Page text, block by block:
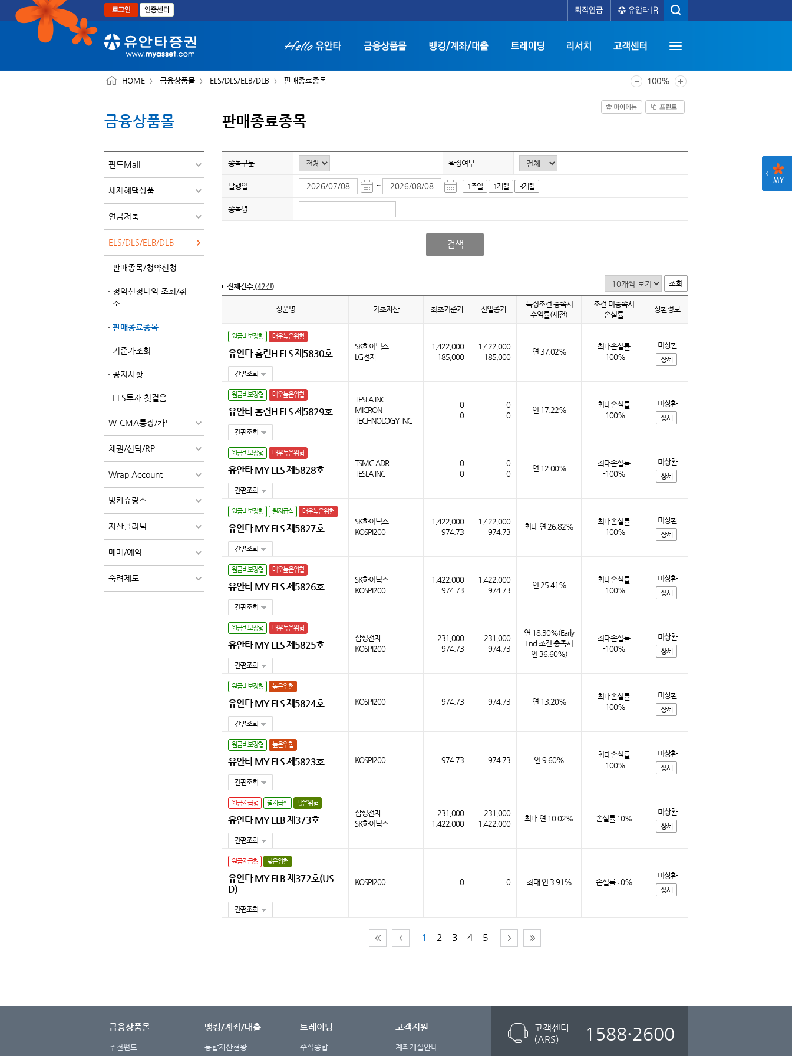
본문으로 바로가기
HOME 금융상품몰 ELS/DLS/ELB/DLB 판매종료종목 100%
금융상품몰
펀드Mall
세제혜택상품
연금저축
ELS/DLS/ELB/DLB
판매종목/청약신청
청약신청내역 조회/취
소
판매종료종목
기준가조회
공지사항
ELS투자 첫걸음
W-CMA통장/카드
채권/신탁/RP
Wrap Account
방카슈랑스
자산클리닉
매매/예약
숙려제도
판매종료종목
종목구분 확정여부
발행일 ~ 1주일 1개월 3개월
종목명
검색
전체건수(42건) 조회
상품명 기초자산 최초기준가 전일종가
특정조건 충족시
수익률(세전)
조건 미충족시
손실률
상환정보
원금비보장형 매우높은위험
유안타 홈런H ELS 제5830호
간편조회
SK하이닉스
LG전자
1,422,000
185,000
1,422,000
185,000
연 37.02%
최대손실률
-100%
미상환
상세
원금비보장형 매우높은위험
유안타 홈런H ELS 제5829호
간편조회
TESLA INC
MICRON
TECHNOLOGY INC
0
0
0
0
연 17.22%
최대손실률
-100%
미상환
상세
원금비보장형 매우높은위험
유안타 MY ELS 제5828호
간편조회
TSMC ADR
TESLA INC
0
0
0
0
연 12.00%
최대손실률
-100%
미상환
상세
원금비보장형 월지급식 매우높은위험
유안타 MY ELS 제5827호
간편조회
SK하이닉스
KOSPI200
1,422,000
974.73
1,422,000
974.73
최대 연 26.82%
최대손실률
-100%
미상환
상세
원금비보장형 매우높은위험
유안타 MY ELS 제5826호
간편조회
SK하이닉스
KOSPI200
1,422,000
974.73
1,422,000
974.73
연 25.41%
최대손실률
-100%
미상환
상세
원금비보장형 매우높은위험
유안타 MY ELS 제5825호
간편조회
삼성전자
KOSPI200
231,000
974.73
231,000
974.73
연 18.30%(Early
End 조건 충족시
연 36.60%)
최대손실률
-100%
미상환
상세
원금비보장형 높은위험
유안타 MY ELS 제5824호
간편조회
KOSPI200 974.73 974.73 연 13.20%
최대손실률
-100%
미상환
상세
원금비보장형 높은위험
유안타 MY ELS 제5823호
간편조회
KOSPI200 974.73 974.73 연 9.60%
최대손실률
-100%
미상환
상세
원금지급형 월지급식 낮은위험
유안타 MY ELB 제373호
간편조회
삼성전자
SK하이닉스
231,000
1,422,000
231,000
1,422,000
최대 연 10.02% 손실률 : 0%
미상환
상세
원금지급형 낮은위험
유안타 MY ELB 제372호(US
D)
간편조회
KOSPI200 0 0 최대 연 3.91% 손실률 : 0%
미상환
상세
1 2 3 4 5
금융상품몰
추천펀드
뱅킹/계좌/대출
통합자산현황
트레이딩
주식종합
고객지원
계좌개설안내
고객센터
(ARS)
1588·2600